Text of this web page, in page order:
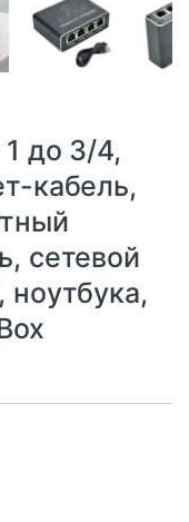
до 3/4,
кабель,
сетевой
ноутбука,